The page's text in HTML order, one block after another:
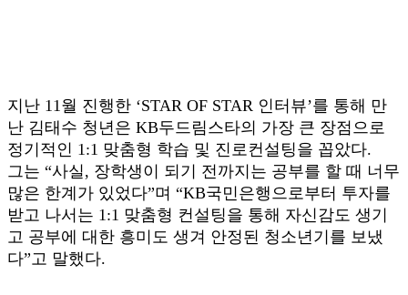
지난 11월 진행한 ‘STAR OF STAR 인터뷰’를 통해 만
난 김태수 청년은 KB두드림스타의 가장 큰 장점으로
정기적인 1:1 맞춤형 학습 및 진로컨설팅을 꼽았다.
그는 “사실, 장학생이 되기 전까지는 공부를 할 때 너무
많은 한계가 있었다”며 “KB국민은행으로부터 투자를
받고 나서는 1:1 맞춤형 컨설팅을 통해 자신감도 생기
고 공부에 대한 흥미도 생겨 안정된 청소년기를 보냈
다”고 말했다.